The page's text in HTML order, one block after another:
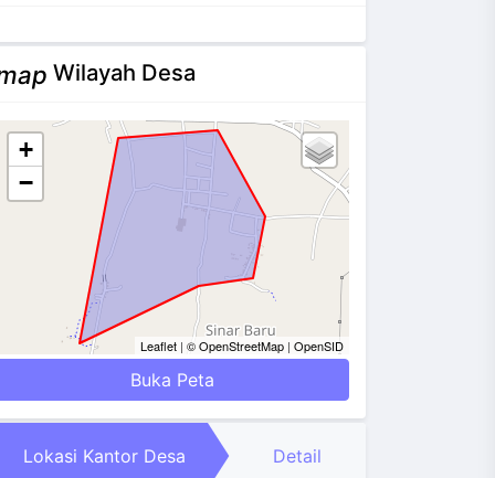
Wilayah Desa
+
−
Leaflet| © OpenStreetMap| OpenSID
Buka Peta
Lokasi Kantor Desa Detail